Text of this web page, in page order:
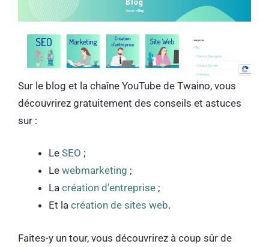
Sur le blog et la chaîne YouTube de Twaino, vous
découvrirez gratuitement des conseils et astuces
sur :
Le SEO ;
Le webmarketing ;
La création d’entreprise ;
Et la création de sites web.
Faites-y un tour, vous découvrirez à coup sûr de